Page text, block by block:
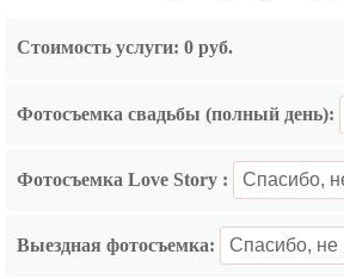
Стоимость услуги: 0 руб.
Фотосъемка свадьбы (полный день):
Фотосъемка Love Story :
Выездная фотосъемка: